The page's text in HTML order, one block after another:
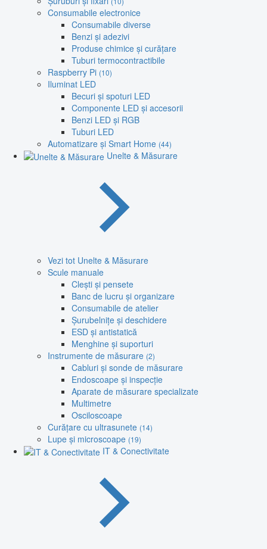
Consumabile electronice
Consumabile diverse
Benzi și adezivi
Produse chimice și curățare
Tuburi termocontractibile
Raspberry Pi (10)
Iluminat LED
Becuri și spoturi LED
Componente LED și accesorii
Benzi LED și RGB
Tuburi LED
Automatizare și Smart Home (44)
Unelte & Măsurare
Vezi tot Unelte & Măsurare
Scule manuale
Clești și pensete
Banc de lucru și organizare
Consumabile de atelier
Șurubelnițe și deschidere
ESD și antistatică
Menghine și suporturi
Instrumente de măsurare (2)
Cabluri și sonde de măsurare
Endoscoape și inspecție
Aparate de măsurare specializate
Multimetre
Osciloscoape
Curățare cu ultrasunete (14)
Lupe și microscoape (19)
IT & Conectivitate